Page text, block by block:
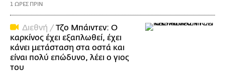
1 ΩΡΕΣ ΠΡΙΝ
Διεθνή /Τζο Μπάιντεν: Ο
καρκίνος έχει εξαπλωθεί, έχει
κάνει μετάσταση στα οστά και
είναι πολύ επώδυνο, λέει ο γιος
του